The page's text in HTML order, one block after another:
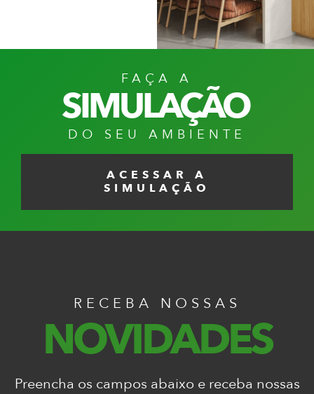
FAÇA A
SIMULAÇÃO
DO SEU AMBIENTE
ACESSAR A
SIMULAÇÃO
RECEBA NOSSAS
NOVIDADES
Preencha os campos abaixo e receba nossas